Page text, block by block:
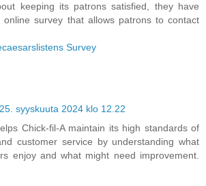
keeping its patrons satisfied, they have
online survey that allows patrons to contact
Survey
25. syyskuuta 2024 klo 12.22
Chick-fil-A maintain its high standards of
customer service by understanding what
enjoy and what might need improvement.